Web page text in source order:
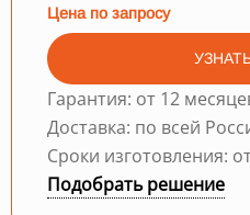
Цена по запросу
Гарантия: от 12
Доставка: по всей
Сроки изготовления:
Подобрать решение